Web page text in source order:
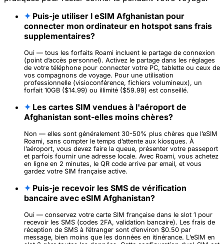
✦ Puis-je utiliser l eSIM Afghanistan pour
connecter mon ordinateur en hotspot sans frais
supplementaires?
Oui — tous les forfaits Roami incluent le partage de connexion
(point d’accès personnel). Activez le partage dans les réglages
de votre téléphone pour connecter votre PC, tablette ou ceux de
vos compagnons de voyage. Pour une utilisation
professionnelle (visioconférence, fichiers volumineux), un
forfait 10GB ($14.99) ou illimité ($59.99) est conseillé.
✦ Les cartes SIM vendues à l'aéroport de
Afghanistan sont-elles moins chères?
Non — elles sont généralement 30-50% plus chères que l’eSIM
Roami, sans compter le temps d’attente aux kiosques. À
l’aéroport, vous devez faire la queue, présenter votre passeport
et parfois fournir une adresse locale. Avec Roami, vous achetez
en ligne en 2 minutes, le QR code arrive par email, et vous
gardez votre SIM française active.
✦ Puis-je recevoir les SMS de vérification
bancaire avec eSIM Afghanistan?
Oui — conservez votre carte SIM française dans le slot 1 pour
recevoir les SMS (codes 2FA, validation bancaire). Les frais de
réception de SMS à l’étranger sont d’environ $0.50 par
message, bien moins que les données en itinérance. L’eSIM en